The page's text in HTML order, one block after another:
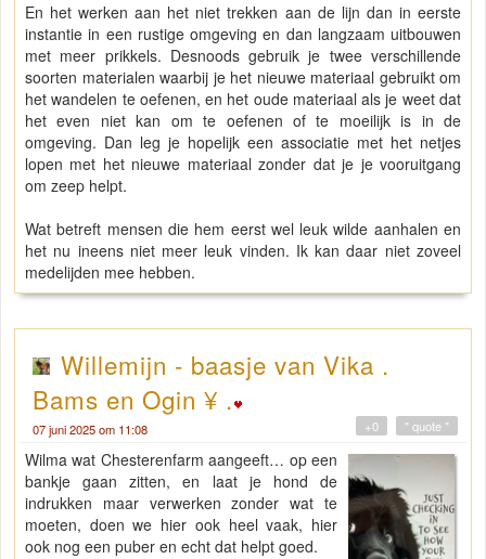
En het werken aan het niet trekken aan de lijn dan in eerste
instantie in een rustige omgeving en dan langzaam uitbouwen
met meer prikkels. Desnoods gebruik je twee verschillende
soorten materialen waarbij je het nieuwe materiaal gebruikt om
het wandelen te oefenen, en het oude materiaal als je weet dat
het even niet kan om te oefenen of te moeilijk is in de
omgeving. Dan leg je hopelijk een associatie met het netjes
lopen met het nieuwe materiaal zonder dat je je vooruitgang
om zeep helpt.
Wat betreft mensen die hem eerst wel leuk wilde aanhalen en
het nu ineens niet meer leuk vinden. Ik kan daar niet zoveel
medelijden mee hebben.
Willemijn - baasje van Vika .
Bams en Ogin ¥ .
07 juni 2025 om 11:08 " quote "
+0
Wilma wat Chesterenfarm aangeeft… op een
bankje gaan zitten, en laat je hond de
indrukken maar verwerken zonder wat te
moeten, doen we hier ook heel vaak, hier
ook nog een puber en echt dat helpt goed.